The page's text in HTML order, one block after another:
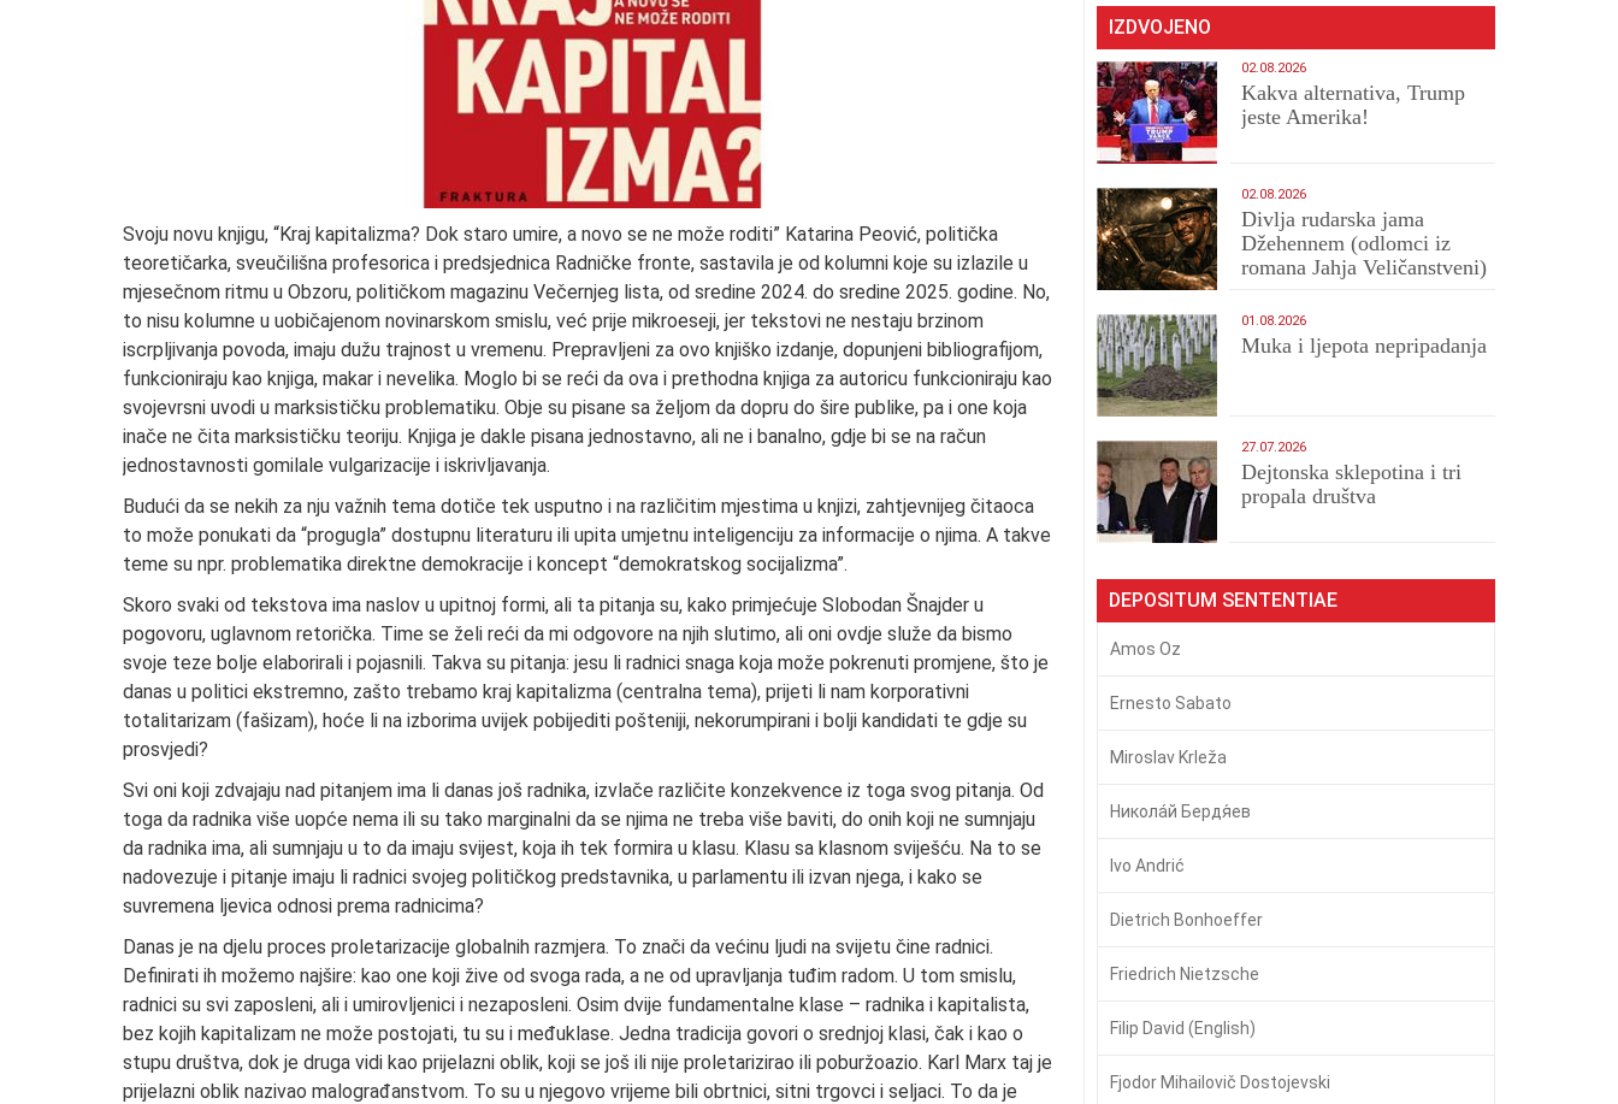
Svoju novu knjigu, “Kraj kapitalizma? Dok staro umire, a novo se ne može roditi” Katarina Peović, politička
teoretičarka, sveučilišna profesorica i predsjednica Radničke fronte, sastavila je od kolumni koje su izlazile u
mjesečnom ritmu u Obzoru, političkom magazinu Večernjeg lista, od sredine 2024. do sredine 2025. godine. No,
to nisu kolumne u uobičajenom novinarskom smislu, već prije mikroeseji, jer tekstovi ne nestaju brzinom
iscrpljivanja povoda, imaju dužu trajnost u vremenu. Prepravljeni za ovo knjiško izdanje, dopunjeni bibliografijom,
funkcioniraju kao knjiga, makar i nevelika. Moglo bi se reći da ova i prethodna knjiga za autoricu funkcioniraju kao
svojevrsni uvodi u marksističku problematiku. Obje su pisane sa željom da dopru do šire publike, pa i one koja
inače ne čita marksističku teoriju. Knjiga je dakle pisana jednostavno, ali ne i banalno, gdje bi se na račun
jednostavnosti gomilale vulgarizacije i iskrivljavanja.
Budući da se nekih za nju važnih tema dotiče tek usputno i na različitim mjestima u knjizi, zahtjevnijeg čitaoca
to može ponukati da “progugla” dostupnu literaturu ili upita umjetnu inteligenciju za informacije o njima. A takve
teme su npr. problematika direktne demokracije i koncept “demokratskog socijalizma”.
Skoro svaki od tekstova ima naslov u upitnoj formi, ali ta pitanja su, kako primjećuje Slobodan Šnajder u
pogovoru, uglavnom retorička. Time se želi reći da mi odgovore na njih slutimo, ali oni ovdje služe da bismo
svoje teze bolje elaborirali i pojasnili. Takva su pitanja: jesu li radnici snaga koja može pokrenuti promjene, što je
danas u politici ekstremno, zašto trebamo kraj kapitalizma (centralna tema), prijeti li nam korporativni
totalitarizam (fašizam), hoće li na izborima uvijek pobijediti pošteniji, nekorumpirani i bolji kandidati te gdje su
prosvjedi?
Svi oni koji zdvajaju nad pitanjem ima li danas još radnika, izvlače različite konzekvence iz toga svog pitanja. Od
toga da radnika više uopće nema ili su tako marginalni da se njima ne treba više baviti, do onih koji ne sumnjaju
da radnika ima, ali sumnjaju u to da imaju svijest, koja ih tek formira u klasu. Klasu sa klasnom sviješću. Na to se
nadovezuje i pitanje imaju li radnici svojeg političkog predstavnika, u parlamentu ili izvan njega, i kako se
suvremena ljevica odnosi prema radnicima?
Danas je na djelu proces proletarizacije globalnih razmjera. To znači da većinu ljudi na svijetu čine radnici.
Definirati ih možemo najšire: kao one koji žive od svoga rada, a ne od upravljanja tuđim radom. U tom smislu,
radnici su svi zaposleni, ali i umirovljenici i nezaposleni. Osim dvije fundamentalne klase – radnika i kapitalista,
bez kojih kapitalizam ne može postojati, tu su i međuklase. Jedna tradicija govori o srednjoj klasi, čak i kao o
stupu društva, dok je druga vidi kao prijelazni oblik, koji se još ili nije proletarizirao ili poburžoazio. Karl Marx taj je
prijelazni oblik nazivao malograđanstvom. To su u njegovo vrijeme bili obrtnici, sitni trgovci i seljaci. To da je
IZDVOJENO
02.08.2026
Kakva alternativa, Trump
jeste Amerika!
02.08.2026
Divlja rudarska jama
Džehennem (odlomci iz
romana Jahja Veličanstveni)
01.08.2026
Muka i ljepota nepripadanja
27.07.2026
Dejtonska sklepotina i tri
propala društva
DEPOSITUM SENTENTIAE
Amos Oz
Ernesto Sabato
Miroslav Krleža
Никола́й Бердя́ев
Ivo Andrić
Dietrich Bonhoeffer
Friedrich Nietzsche
Filip David (English)
Fjodor Mihailovič Dostojevski